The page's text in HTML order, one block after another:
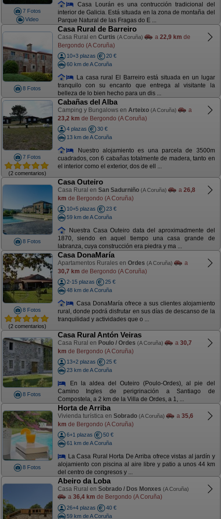
7 Fotos
Video
Casa Lourán es una contrucción tradicional del
interior de Galicia. Está situada en la zona de montaña del
Parque Natural de las Fragas do E ...
8 Fotos
Casa Rural de Barreiro
Casa Rural en Curtis (A Coruña) a 22,9 km de
Bergondo (A Coruña)
10+3 plazas
20 €
60 km de A Coruña
La casa rural El Barreiro está situada en un lugar
tranquilo con su encanto que entrega al visitante la
belleza de lo bien hecho para un dis ...
7 Fotos
(2 comentarios)
Cabañas del Alba
Camping y Bungalows en Arteixo (A Coruña)
a
23,2 km de Bergondo (A Coruña)
4 plazas
30 €
13 km de A Coruña
Nuestro alojamiento es una parcela de 3500m
cuadrados, con 6 cabañas totalmente de madera, tanto en
el interior como el exterior, dos de ell ...
8 Fotos
Casa Outeiro
Casa Rural en San Sadurniño (A Coruña) a 26,8
km de Bergondo (A Coruña)
10+5 plazas
23 €
59 km de A Coruña
Nuestra Casa Outeiro data del aproximadmente del
1870, siendo en aquel tiempo una casa grande de
labranza, cuya construcción era piedra y ma ...
8 Fotos
(2 comentarios)
Casa DonaMaría
Apartamentos Rurales en Ordes (A Coruña)
a
30,7 km de Bergondo (A Coruña)
2-15 plazas
25 €
48 km de A Coruña
Casa DonaMaría ofrece a sus clientes alojamiento
rural, donde podrá disfrutar en sus días de descanso de la
tranquilidad y actividades que o ...
8 Fotos
Casa Rural Antón Veiras
Casa Rural en Poulo / Ordes (A Coruña) a 30,7
km de Bergondo (A Coruña)
13+2 plazas
25 €
23 km de A Coruña
En la aldea del Outeiro (Poulo-Ordes), al pie del
Camino Ingles de perigrinación a Santiago de
Compostela, a 2 km de la Villa de Ordes, a 1, ...
8 Fotos
Horta de Arriba
Vivienda turística en Sobrado (A Coruña) a 35,6
km de Bergondo (A Coruña)
6+1 plazas
50 €
61 km de A Coruña
La Casa Rural Horta De Arriba ofrece vistas al jardín y
alojamiento con piscina al aire libre y patio a unos 44 km
del centro de congresos y ...
Abeiro da Loba
Casa Rural en Sobrado / Dos Monxes (A Coruña)
a 36,4 km de Bergondo (A Coruña)
26+4 plazas
40 €
59 km de A Coruña